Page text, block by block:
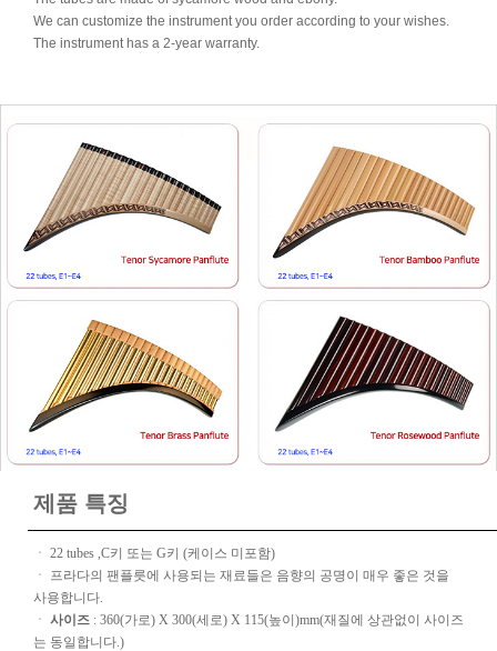
We can customize the instrument you order according to your wishes.
The instrument has a 2-year warranty.
제품 특징
ㆍ 22 tubes ,C키 또는 G키 (케이스 미포함)
ㆍ 프라다의 팬플릇에 사용되는 재료들은 음향의 공명이 매우 좋은 것을
사용합니다.
ㆍ 사이즈 : 360(가로) X 300(세로) X 115(높이)mm(재질에 상관없이 사이즈
는 동일합니다.)